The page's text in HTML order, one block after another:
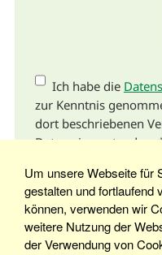
Um unsere Webseite für
gestalten und fortlaufend
können, verwenden wir
weitere Nutzung der
der Verwendung von
Ich habe die
zur Kenntnis
dort beschriebenen
Daten einverstanden.
Absenden